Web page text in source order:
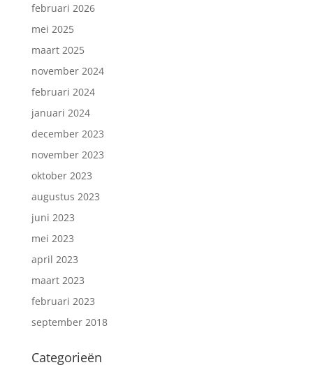
februari 2026
mei 2025
maart 2025
november 2024
februari 2024
januari 2024
december 2023
november 2023
oktober 2023
augustus 2023
juni 2023
mei 2023
april 2023
maart 2023
februari 2023
september 2018
Categorieën